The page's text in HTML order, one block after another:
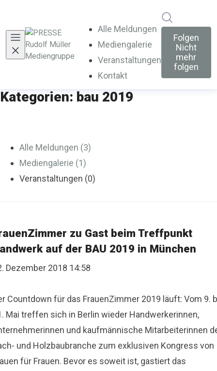
Alle Meldungen
Mediengalerie
Veranstaltungen
Kontakt
Folgen
Nicht
mehr
folgen
Kategorien: bau 2019
Alle Meldungen (3)
Mediengalerie (1)
Veranstaltungen (0)
zu Gast beim Treffpunkt
auf der BAU 2019 in München
Dezember 2018 14:58
Countdown für das FrauenZimmer 2019 läuft: Vom 9.
Mai treffen sich in Berlin wieder Handwerkerinnen,
und kaufmännische Mitarbeiterinnen
und Holzbaubranche zum exklusiven Kongress von
für Frauen. Bevor es soweit ist, gastiert das